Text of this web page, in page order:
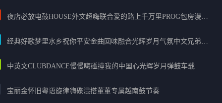
夜店必放电鼓HOUSE外文超嗨联合爱的路上千万里PROG包房漫步上头
经典好歌梦里水乡祝你平安金曲回味融合光辉岁月气氛中文兄弟串烧
中英文CLUBDANCE慢慢嗨碰撞我的中国心光辉岁月弹鼓车载
宝丽金怀旧粤语旋律嗨碟混搭董董专属越南鼓节奏